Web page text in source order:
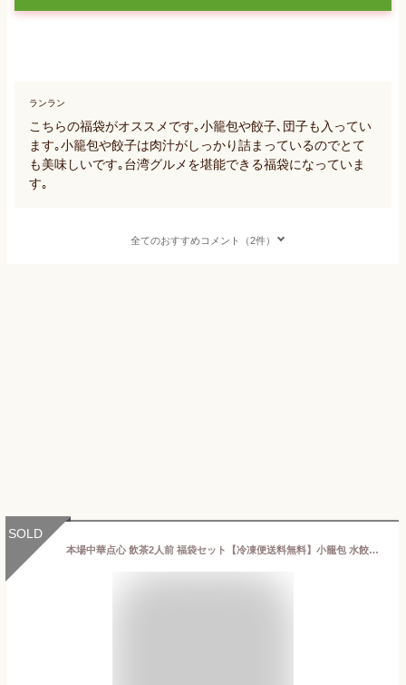
ランラン
こちらの福袋がオススメです｡小籠包や餃子､団子も入ってい
ます｡小籠包や餃子は肉汁がしっかり詰まっているのでとて
も美味しいです｡台湾グルメを堪能できる福袋になっていま
す｡
全てのおすすめコメント（2件）
SOLD
本場中華点心 飲茶2人前 福袋セット【冷凍便送料無料】小籠包 水餃子 もち米肉団子 ふかひれ風餃子 棒餃子 桃あんまん 冷凍ライチ 点心 飲茶 グルメ福袋 中国食品 台湾 食品 台湾物産 館 台湾お土産 台湾 台湾祭 台湾 小 集